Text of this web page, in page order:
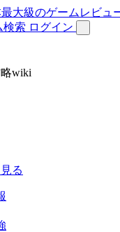
検索 ログイン
wiki
る